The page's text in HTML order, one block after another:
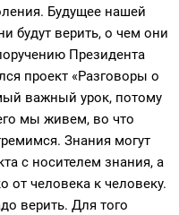
Будущее нашей
будут верить, о чем они
Президента
проект «Разговоры о
важный урок, потому
мы живем, во что
Знания могут
с носителем знания, а
от человека к человеку.
верить. Для того